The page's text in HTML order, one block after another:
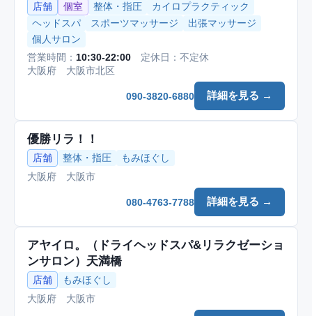
店舗 個室 整体・指圧
カイロプラクティック
ヘッドスパ
スポーツマッサージ
出張マッサージ
個人サロン
営業時間： 10:30-22:00 定休日：不定休
大阪府 大阪市北区
詳細を見る →
090-3820-6880
優勝リラ！！
店舗 整体・指圧
もみほぐし
大阪府 大阪市
詳細を見る →
080-4763-7788
アヤイロ。（ドライヘッドスパ&リラクゼーショ
ンサロン）天満橋
店舗
もみほぐし
大阪府 大阪市